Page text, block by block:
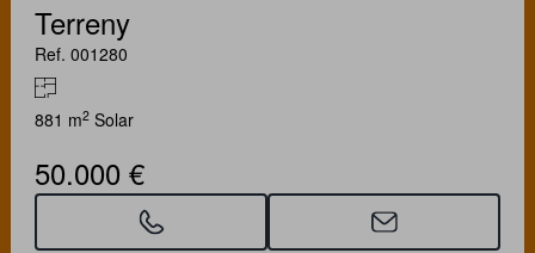
Terreny
Ref. 001280
881 m2 Solar
50.000 €